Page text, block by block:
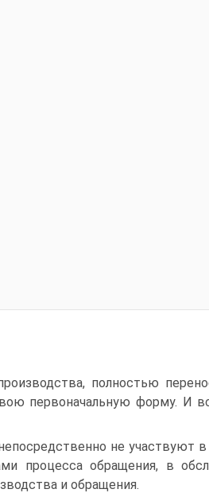
полностью
первоначальную форму. И
не участвуют в
процесса обращения, в
и обращения.